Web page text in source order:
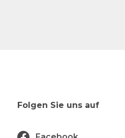
Folgen Sie uns auf